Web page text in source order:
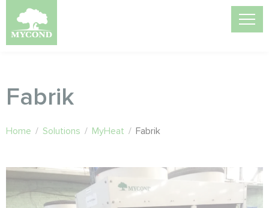
Fabrik
Home / Solutions / MyHeat / Fabrik